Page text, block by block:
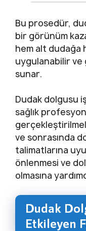
Bu prosedür,
bir görünüm
hem alt dudağa
uygulanabilir ve
sunar.
Dudak dolgusu
sağlık
ve sonrasında
talimatlarına
önlenmesi ve
olmasına
Dudak
Etkileyen